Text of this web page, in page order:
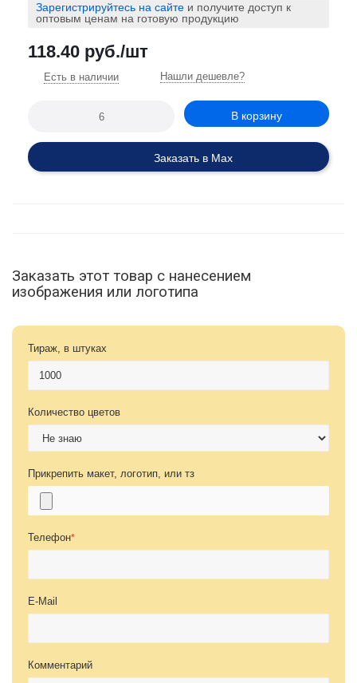
Зарегистрируйтесь на сайте и получите доступ к
оптовым ценам на готовую продукцию
118.40 руб./шт
Есть в наличии Нашли дешевле?
В корзину
Заказать в Max
Заказать этот товар с нанесением
изображения или логотипа
Тираж, в штуках
Количество цветов
Прикрепить макет, логотип, или тз
Телефон*
E-Mail
Комментарий